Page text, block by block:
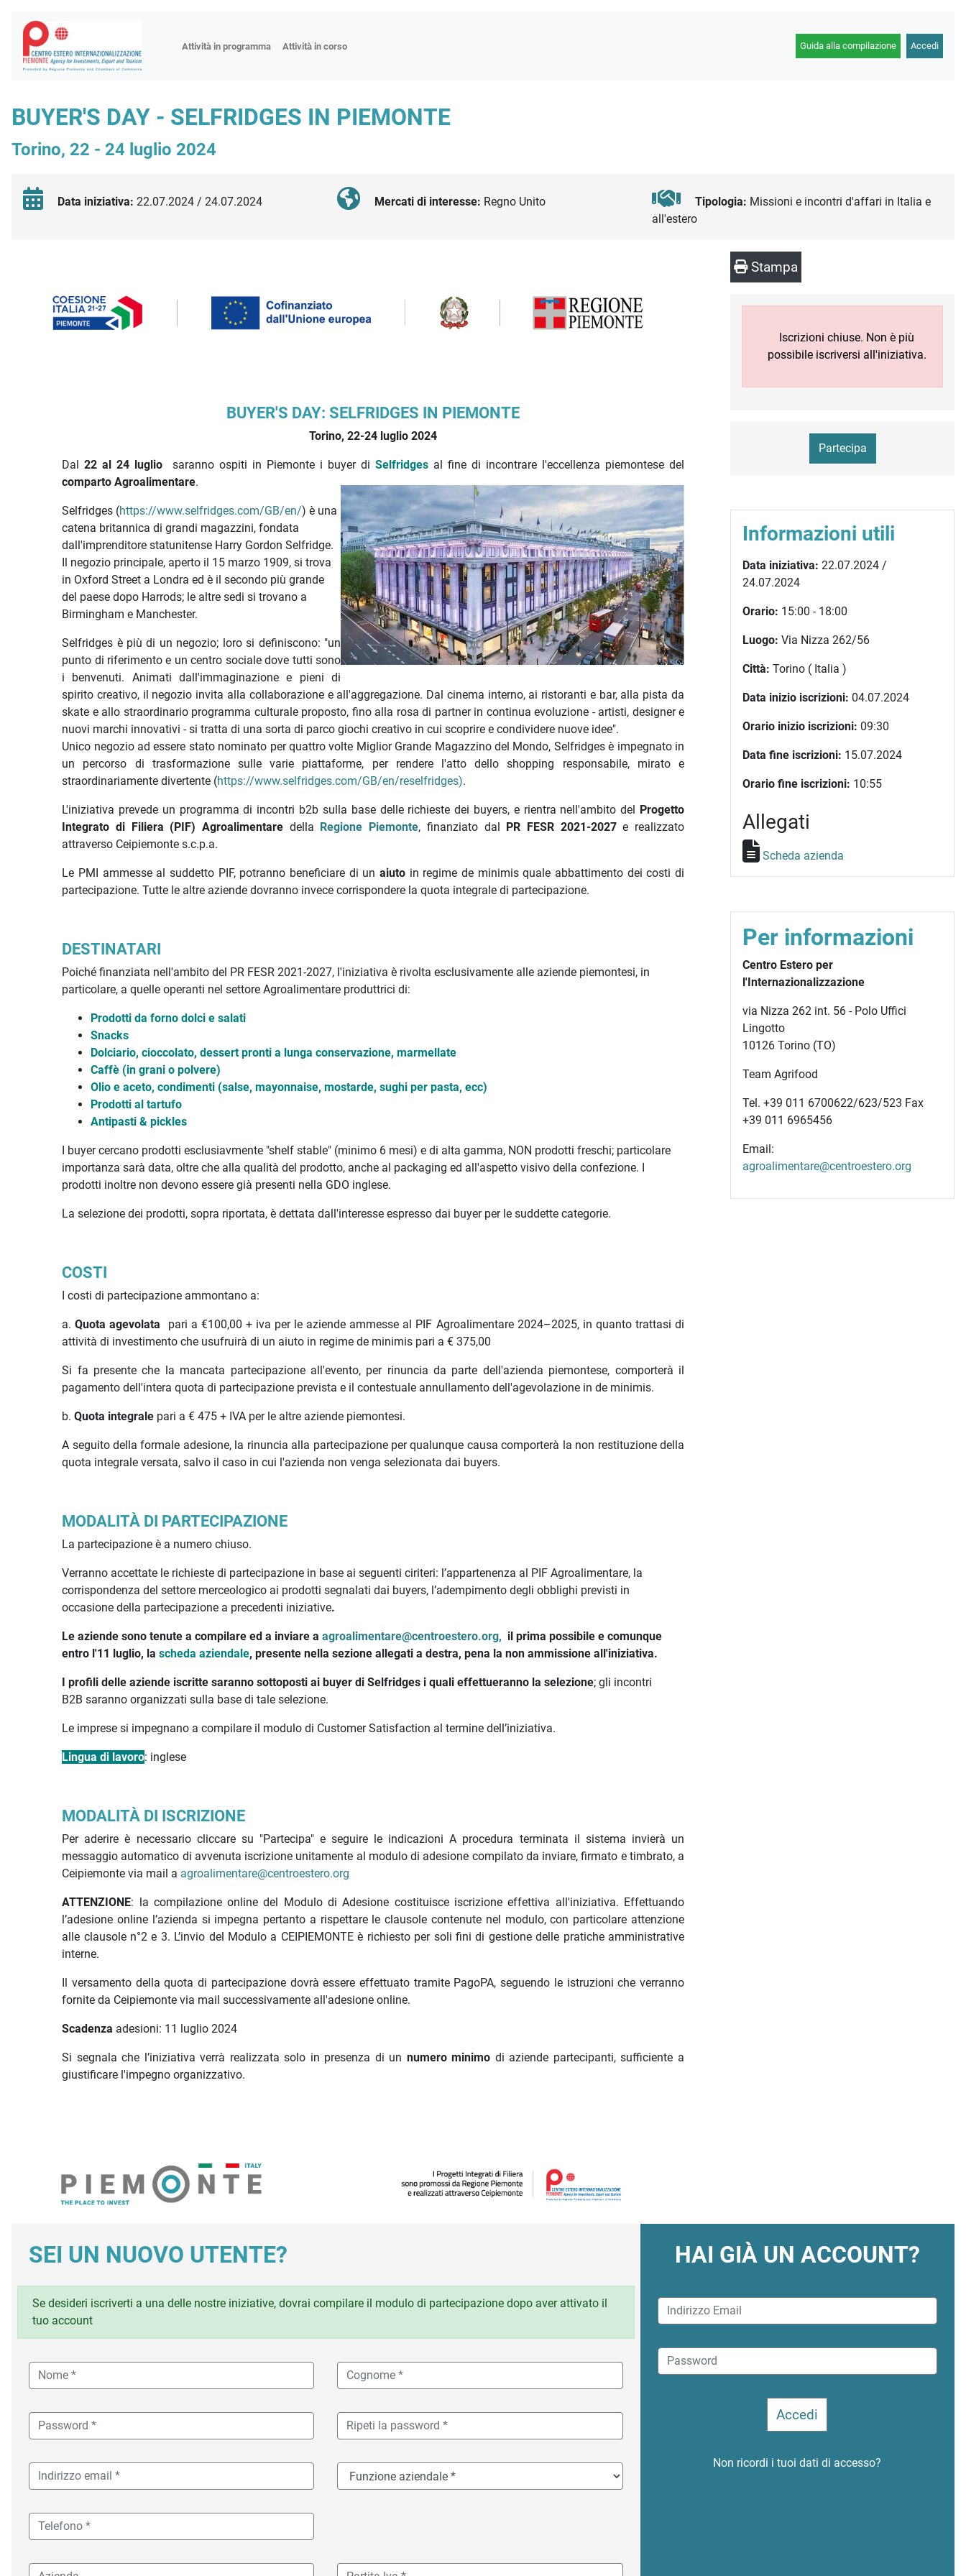
Attività in programma Attività in corso
Fiere
Workshop
Focus settoriali
Guida alla compilazione Accedi
BUYER'S DAY - SELFRIDGES IN PIEMONTE
Torino, 22 - 24 luglio 2024
Data iniziativa: 22.07.2024 / 24.07.2024 Mercati di interesse: Regno Unito Tipologia: Missioni e incontri d'affari in Italia e
all'estero
Descrizione iniziativaBUYER'S DAY: SELFRIDGES IN PIEMONTE
Torino, 22-24 luglio 2024
Dal22 al 24 luglio saranno ospiti in Piemonte i buyer diSelfridges al fine di incontrare l'eccellenza piemontese del
comparto Agroalimentare.
Selfridges (https://www.selfridges.com/GB/en/) è una
catena britannica di grandi magazzini, fondata
dall'imprenditore statunitense Harry Gordon Selfridge.
Il negozio principale, aperto il 15 marzo 1909, si trova
in Oxford Street a Londra ed è il secondo più grande
del paese dopo Harrods; le altre sedi si trovano a
Birmingham e Manchester.
Selfridges è più di un negozio; loro si definiscono: "un
punto di riferimento e un centro sociale dove tutti sono
i benvenuti. Animati dall'immaginazione e pieni di
spirito creativo, il negozio invita alla collaborazione e all'aggregazione. Dal cinema interno, ai ristoranti e bar, alla pista da
skate e allo straordinario programma culturale proposto, fino alla rosa di partner in continua evoluzione - artisti, designer e
nuovi marchi innovativi - si tratta di una sorta di parco giochi creativo in cui scoprire e condividere nuove idee".
Unico negozio ad essere stato nominato per quattro volte Miglior Grande Magazzino del Mondo, Selfridges è impegnato in
un percorso di trasformazione sulle varie piattaforme, per rendere l'atto dello shopping responsabile, mirato e
straordinariamente divertente (https://www.selfridges.com/GB/en/reselfridges).
L'iniziativa prevede un programma di incontri b2b sulla base delle richieste dei buyers, e rientra nell'ambito del
Progetto
Integrato di Filiera (PIF) Agroalimentare della Regione Piemonte, finanziato dal PR FESR 2021-2027e realizzato
attraverso Ceipiemonte s.c.p.a.
Le PMI ammesse al suddetto PIF, potranno beneficiare di un aiutoin regime de minimis quale abbattimento dei costi di
partecipazione. Tutte le altre aziende dovranno invece corrispondere la quota integrale di partecipazione.
DESTINATARI
Poiché finanziata nell'ambito del PR FESR 2021-2027, l'iniziativa è rivolta esclusivamente alle aziende piemontesi, in
particolare, a quelle operanti nel settore Agroalimentare produttrici di:
Prodotti da forno dolci e salati
Snacks
Dolciario, cioccolato, dessert pronti a lunga conservazione, marmellate
Caffè (in grani o polvere)
Olio e aceto, condimenti (salse, mayonnaise, mostarde, sughi per pasta, ecc)
Prodotti al tartufo
Antipasti & pickles
I buyer cercano prodotti esclusiavmente "shelf stable" (minimo 6 mesi) e di alta gamma, NON prodotti freschi; particolare
importanza sarà data, oltre che alla qualità del prodotto, anche al packaging ed all'aspetto visivo della confezione. I
prodotti inoltre non devono essere già presenti nella GDO inglese.
La selezione dei prodotti, sopra riportata, è dettata dall'interesse espresso dai buyer per le suddette categorie.
COSTI
I costi di partecipazione ammontano a:
a.Quota agevolata pari a €100,00 + iva per le aziende ammesse al PIF Agroalimentare 2024–2025, in quanto trattasi di
attività di investimento che usufruirà di un aiuto in regime de minimis pari a € 375,00
Si fa presente che la mancata partecipazione all'evento, per rinuncia da parte dell'azienda piemontese, comporterà il
pagamento dell'intera quota di partecipazione prevista e il contestuale annullamento dell'agevolazione in de minimis.
b.Quota integrale pari a € 475 + IVA per le altre aziende piemontesi.
A seguito della formale adesione, la rinuncia alla partecipazione per qualunque causa comporterà la non restituzione della
quota integrale versata, salvo il caso in cui l'azienda non venga selezionata dai buyers.
MODALITÀ DI PARTECIPAZIONE
La partecipazione è a numero chiuso.
Verranno accettate le richieste di partecipazione in base ai seguenti ciriteri: l’appartenenza al PIF Agroalimentare, la
corrispondenza del settore merceologico ai prodotti segnalati dai buyers, l’adempimento degli obblighi previsti in
occasione della partecipazione a precedenti iniziative.
Le aziende sono tenute a compilare ed a inviare aagroalimentare@centroestero.org, il prima possibile e comunque
entro l'11 luglio, lascheda aziendale, presente nella sezione allegati a destra, pena la non ammissione all'iniziativa.
I profili delle aziende iscritte saranno sottoposti ai buyer di Selfridges i quali effettueranno la selezione; gli incontri
B2B saranno organizzati sulla base di tale selezione.
Le imprese si impegnano a compilare il modulo di Customer Satisfaction al termine dell’iniziativa.
Lingua di lavoro: inglese
MODALITÀ DI ISCRIZIONE
Per aderire è necessario cliccare su "Partecipa" e seguire le indicazioni A procedura terminata il sistema invierà un
messaggio automatico di avvenuta iscrizione unitamente al modulo di adesione compilato da inviare, firmato e timbrato, a
Ceipiemonte via mail a agroalimentare@centroestero.org
ATTENZIONE: la compilazione online del Modulo di Adesione costituisce iscrizione effettiva all'iniziativa. Effettuando
l’adesione online l’azienda si impegna pertanto a rispettare le clausole contenute nel modulo, con particolare attenzione
alle clausole n°2 e 3. L’invio del Modulo a CEIPIEMONTE è richiesto per soli fini di gestione delle pratiche amministrative
interne.
Il versamento della quota di partecipazione dovrà essere effettuato tramite PagoPA, seguendo le istruzioni che verranno
fornite da Ceipiemonte via mail successivamente all'adesione online.
Scadenza adesioni: 11 luglio 2024
Si segnala che l’iniziativa verrà realizzata solo in presenza di un numero minimo di aziende partecipanti, sufficiente a
giustificare l'impegno organizzativo.
Stampa
Iscrizioni chiuse. Non è più
possibile iscriversi all'iniziativa.
Partecipa
Informazioni utili
Data iniziativa: 22.07.2024 /
24.07.2024
Orario: 15:00 - 18:00
Luogo: Via Nizza 262/56
Città: Torino ( Italia )
Data inizio iscrizioni: 04.07.2024
Orario inizio iscrizioni: 09:30
Data fine iscrizioni: 15.07.2024
Orario fine iscrizioni: 10:55
Allegati
Scheda azienda
Per informazioni
Centro Estero per
l'Internazionalizzazione
via Nizza 262 int. 56 - Polo Uffici
Lingotto
10126 Torino (TO)
Team Agrifood
Tel. +39 011 6700622/623/523 Fax
+39 011 6965456
Email:
agroalimentare@centroestero.org
SEI UN NUOVO UTENTE?
Se desideri iscriverti a una delle nostre iniziative, dovrai compilare il modulo di partecipazione dopo aver attivato il
tuo account
HAI GIÀ UN ACCOUNT?
Non ricordi i tuoi dati di accesso?